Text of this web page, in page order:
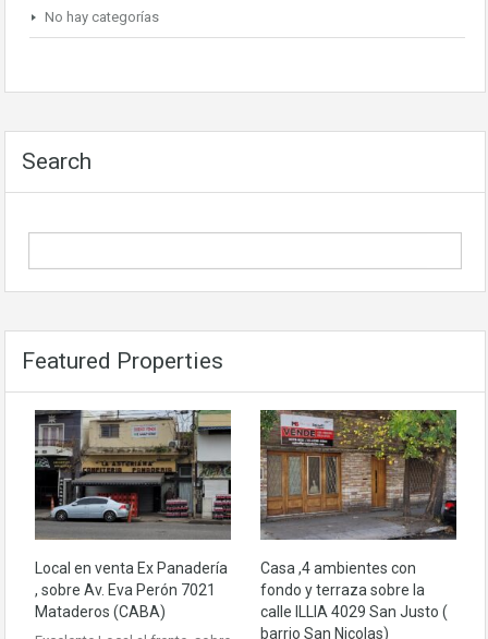
No hay categorías
Search
Featured Properties
Local en venta Ex Panadería
, sobre Av. Eva Perón 7021
Mataderos (CABA)
Casa ,4 ambientes con
fondo y terraza sobre la
calle ILLIA 4029 San Justo (
barrio San Nicolas)